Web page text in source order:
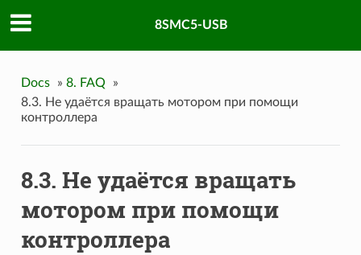
8SMC5-USB
Docs » 8. FAQ
»
8.3. Не удаётся вращать мотором при помощи
контроллера
8.3. Не удаётся вращать
мотором при помощи
контроллера